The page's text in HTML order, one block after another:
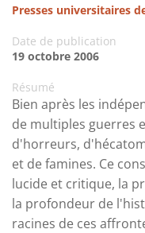
Presses universitaires
Date de publication
19 octobre 2006
Résumé
Bien après les
de multiples guerres
d'horreurs,
et de famines. Ce
lucide et critique, la
la profondeur de
racines de ces